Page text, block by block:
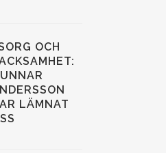
OCH
LÄMNAT